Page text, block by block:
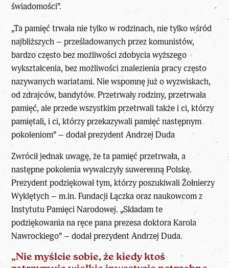
świadomości”.
„Ta pamięć trwała nie tylko w rodzinach, nie tylko wśród
najbliższych – prześladowanych przez komunistów,
bardzo często bez możliwości zdobycia wyższego
wykształcenia, bez możliwości znalezienia pracy często
nazywanych wariatami. Nie wspomnę już o wyzwiskach,
od zdrajców, bandytów. Przetrwały rodziny, przetrwała
pamięć, ale przede wszystkim przetrwali także i ci, którzy
pamiętali, i ci, którzy przekazywali pamięć następnym
pokoleniom” – dodał prezydent Andrzej Duda
Zwrócił jednak uwagę, że ta pamięć przetrwała, a
następne pokolenia wywalczyły suwerenną Polskę.
Prezydent podziękował tym, którzy poszukiwali Żołnierzy
Wyklętych – m.in. Fundacji Łączka oraznaukowcom z
Instytutu Pamięci Narodowej. „Składam te
podziękowania na ręcepana prezesa doktora Karola
Nawrockiego” – dodał prezydent Andrzej Duda.
„Nie myślcie sobie, że kiedy ktoś